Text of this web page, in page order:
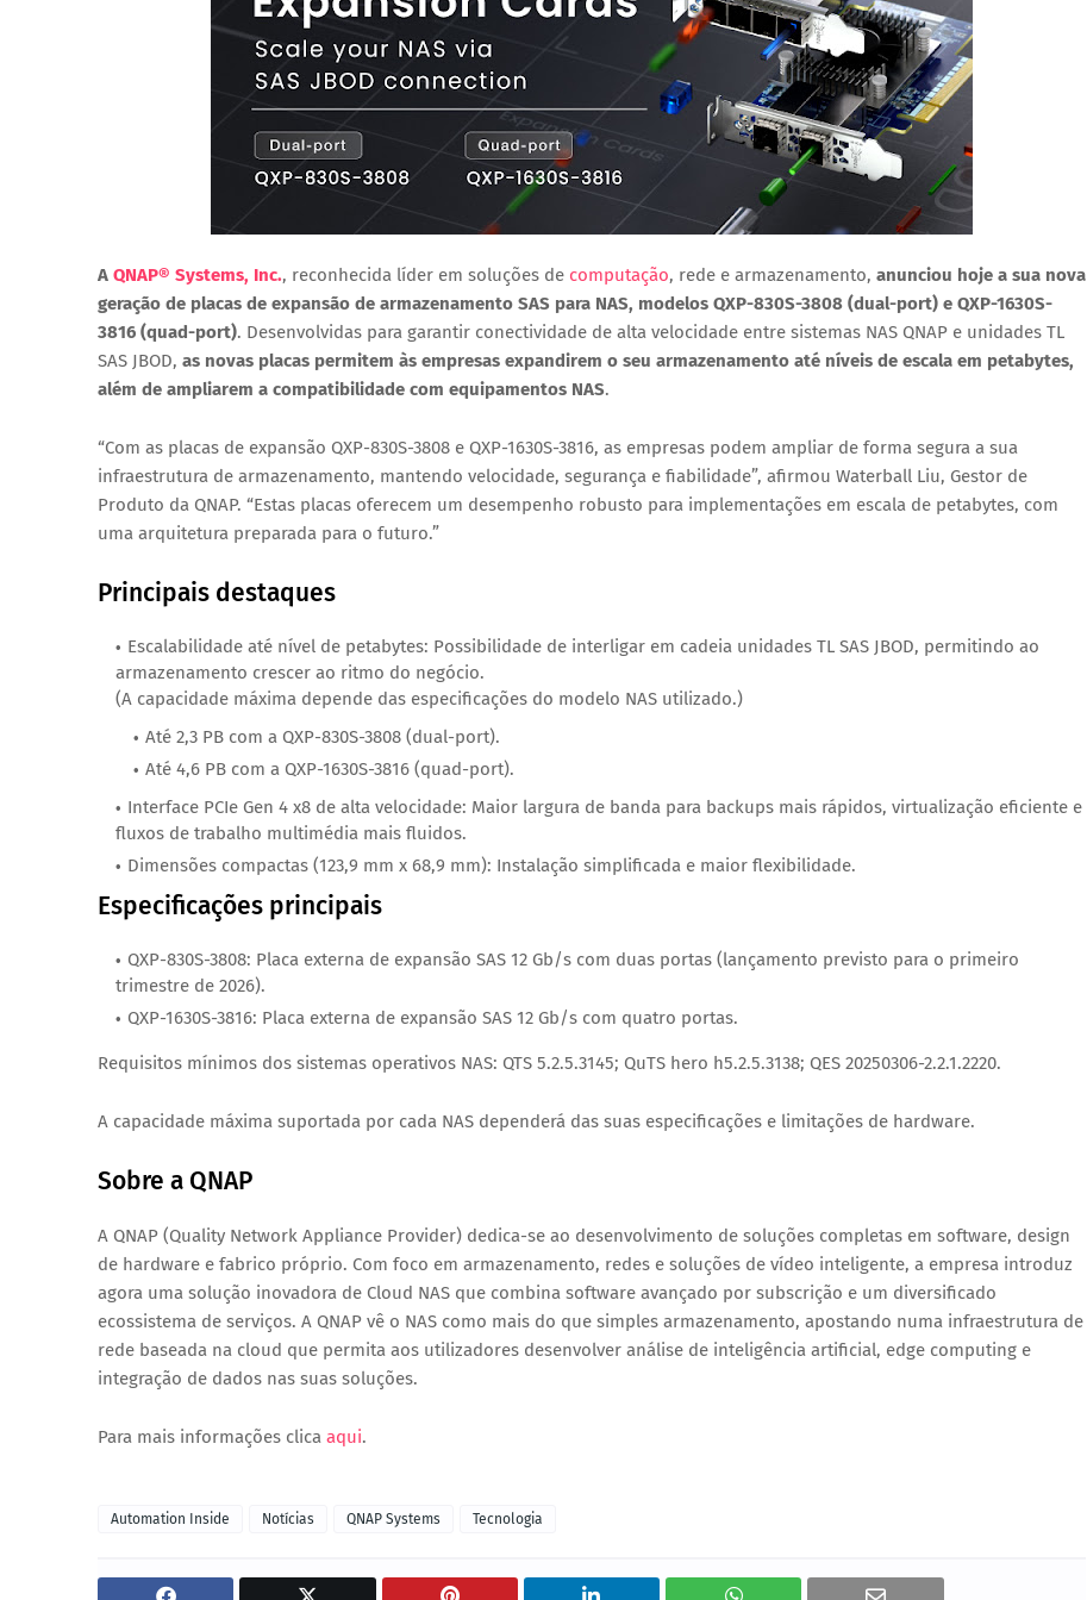
A QNAP® Systems, Inc., reconhecida líder em soluções de computação, rede e armazenamento, anunciou hoje a sua nova
geração de placas de expansão de armazenamento SAS para NAS, modelos QXP-830S-3808 (dual-port) e QXP-1630S-
3816 (quad-port). Desenvolvidas para garantir conectividade de alta velocidade entre sistemas NAS QNAP e unidades TL
SAS JBOD, as novas placas permitem às empresas expandirem o seu armazenamento até níveis de escala em petabytes,
além de ampliarem a compatibilidade com equipamentos NAS.
“Com as placas de expansão QXP-830S-3808 e QXP-1630S-3816, as empresas podem ampliar de forma segura a sua
infraestrutura de armazenamento, mantendo velocidade, segurança e fiabilidade”, afirmou Waterball Liu, Gestor de
Produto da QNAP. “Estas placas oferecem um desempenho robusto para implementações em escala de petabytes, com
uma arquitetura preparada para o futuro.”
Principais destaques
Escalabilidade até nível de petabytes: Possibilidade de interligar em cadeia unidades TL SAS JBOD, permitindo ao
armazenamento crescer ao ritmo do negócio.
(A capacidade máxima depende das especificações do modelo NAS utilizado.)
Até 2,3 PB com a QXP-830S-3808 (dual-port).
Até 4,6 PB com a QXP-1630S-3816 (quad-port).
Interface PCIe Gen 4 x8 de alta velocidade: Maior largura de banda para backups mais rápidos, virtualização eficiente e
fluxos de trabalho multimédia mais fluidos.
Dimensões compactas (123,9 mm x 68,9 mm): Instalação simplificada e maior flexibilidade.
Especificações principais
QXP-830S-3808: Placa externa de expansão SAS 12 Gb/s com duas portas (lançamento previsto para o primeiro
trimestre de 2026).
QXP-1630S-3816: Placa externa de expansão SAS 12 Gb/s com quatro portas.
Requisitos mínimos dos sistemas operativos NAS: QTS 5.2.5.3145; QuTS hero h5.2.5.3138; QES 20250306-2.2.1.2220.
A capacidade máxima suportada por cada NAS dependerá das suas especificações e limitações de hardware.
Sobre a QNAP
A QNAP (Quality Network Appliance Provider) dedica-se ao desenvolvimento de soluções completas em software, design
de hardware e fabrico próprio. Com foco em armazenamento, redes e soluções de vídeo inteligente, a empresa introduz
agora uma solução inovadora de Cloud NAS que combina software avançado por subscrição e um diversificado
ecossistema de serviços. A QNAP vê o NAS como mais do que simples armazenamento, apostando numa infraestrutura de
rede baseada na cloud que permita aos utilizadores desenvolver análise de inteligência artificial, edge computing e
integração de dados nas suas soluções.
Para mais informações clica aqui.
Automation Inside Notícias QNAP Systems Tecnologia